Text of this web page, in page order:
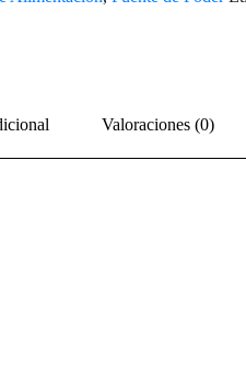
Valoraciones (0)